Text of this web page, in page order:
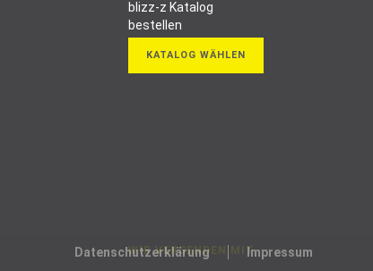
Datenschutzerklärung Impressum
KATALOG WÄHLEN
WIR VERSENDEN MIT